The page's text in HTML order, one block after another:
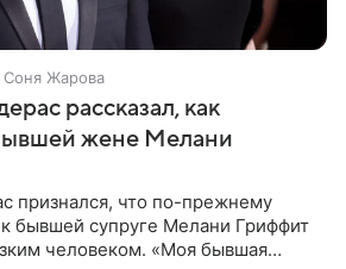
Соня Жарова
рассказал, как
жене Мелани
признался, что по-прежнему
к бывшей супруге Мелани Гриффит
человеком. «Моя бывшая